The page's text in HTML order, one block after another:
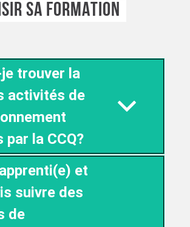
SA FORMATION
trouver la
activités de
la CCQ?
et
suivre des
de